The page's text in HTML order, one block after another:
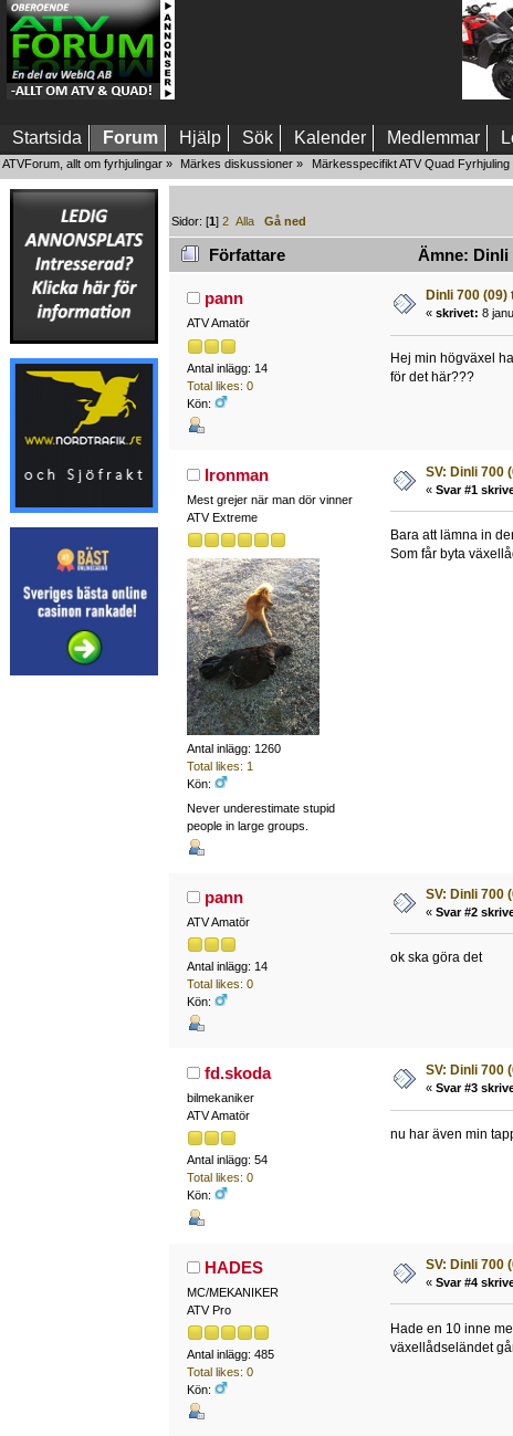
Startsida Forum Hjälp Sök Kalender Medlemmar
ATVForum, allt om fyrhjulingar » Märkes diskussioner » Märkesspecifikt ATV Quad Fyrhjuling
Sidor: [1]2 Alla Gå ned
Författare Ämne: Dinli
pann
ATV Amatör
Antal inlägg: 14
Total likes: 0
Kön:
Dinli 700
« skrivet: 8
Hej min högväxel
för det här???
Ironman
Mest grejer när man dör vinner
ATV Extreme
Antal inlägg: 1260
Total likes: 1
Kön:
Never underestimate stupid
people in large groups.
SV: Dinli 700
« Svar #1
Bara att lämna in
Som får byta
pann
ATV Amatör
Antal inlägg: 14
Total likes: 0
Kön:
SV: Dinli 700
« Svar #2
ok ska göra det
fd.skoda
bilmekaniker
ATV Amatör
Antal inlägg: 54
Total likes: 0
Kön:
SV: Dinli 700
« Svar #3
nu har även min
HADES
MC/MEKANIKER
ATV Pro
Antal inlägg: 485
Total likes: 0
Kön:
SV: Dinli 700
« Svar #4
Hade en 10 inne
växellådseländet